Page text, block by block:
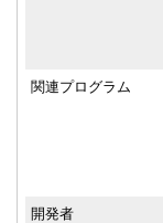
関連プログラム
開発者